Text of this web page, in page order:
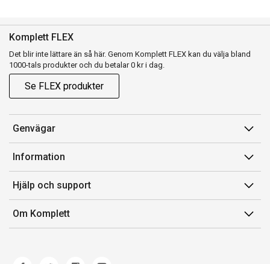
Komplett FLEX
Det blir inte lättare än så här. Genom Komplett FLEX kan du välja bland
1000-tals produkter och du betalar 0 kr i dag.
Se FLEX produkter
Genvägar
Konto
Orderhistorik
Presentkort
Komplett Club
Information
Försäljningsvillkor
Medlemsvillkor for Komplett Club
Lediga tjänster
Hjälp och support
Kontakta oss
Kundservice
Om Komplett